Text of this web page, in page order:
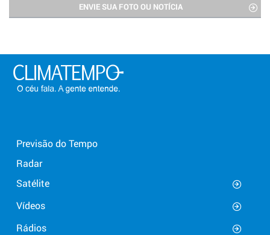
ENVIE SUA FOTO OU NOTÍCIA
Previsão do Tempo
Radar
Satélite
Vídeos
Rádios